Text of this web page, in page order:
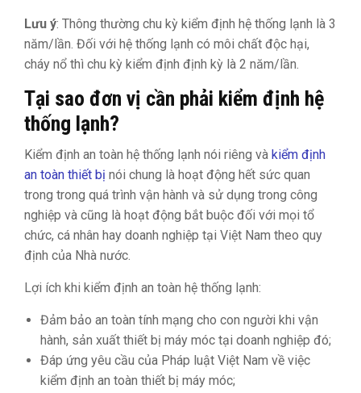
Lưu ý: Thông thường chu kỳ kiểm định hệ thống lạnh là 3
năm/lần. Đối với hệ thống lạnh có môi chất độc hại,
cháy nổ thì chu kỳ kiểm định định kỳ là 2 năm/lần.
Tại sao đơn vị cần phải kiểm định hệ
thống lạnh?
Kiểm định an toàn hệ thống lạnh nói riêng và kiểm định
an toàn thiết bị nói chung là hoạt động hết sức quan
trong trong quá trình vận hành và sử dụng trong công
nghiệp và cũng là hoạt động bắt buộc đối với mọi tổ
chức, cá nhân hay doanh nghiệp tại Việt Nam theo quy
định của Nhà nước.
Lợi ích khi kiểm định an toàn hệ thống lạnh:
Đảm bảo an toàn tính mạng cho con người khi vận
hành, sản xuất thiết bị máy móc tại doanh nghiệp đó;
Đáp ứng yêu cầu của Pháp luật Việt Nam về việc
kiểm định an toàn thiết bị máy móc;